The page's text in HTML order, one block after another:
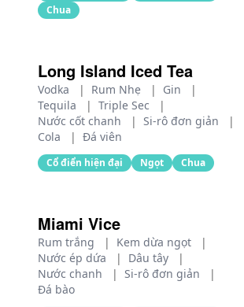
Chua
Long Island Iced Tea
Vodka | Rum Nhẹ | Gin
|
Tequila
| Triple Sec
|
Nước cốt chanh
| Si-rô đơn giản
|
Cola
| Đá viên
Cổ điển hiện đại Ngọt Chua
Miami Vice
Rum trắng | Kem dừa ngọt
|
Nước ép dứa
| Dâu tây
|
Nước chanh
| Si-rô đơn giản
|
Đá bào